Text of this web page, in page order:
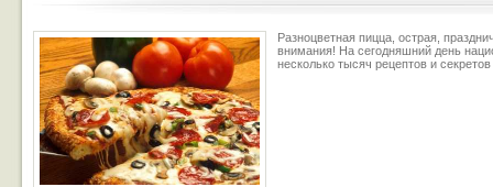
Разноцветная пицца, острая,
внимания! На сегодняшний день
несколько тысяч рецептов и